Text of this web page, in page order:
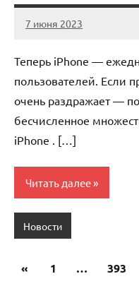
7 июня 2023
immo_navi_ru
Нет
Теперь iPhone —
пользователей. Если
очень раздражает —
бесчисленное
iPhone . […]
Читать далее
Новости
« Предыдущие
1 … 393